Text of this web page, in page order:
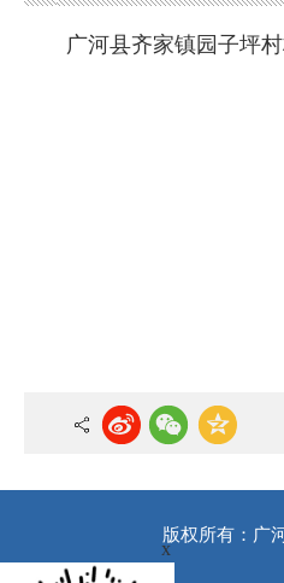
广河县齐家镇园子坪
版权所有：广
x